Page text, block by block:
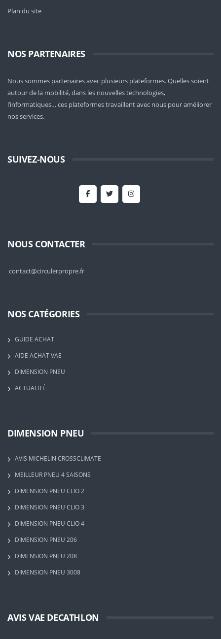
Plan du site
NOS PARTENAIRES
Nous sommes partenaires avec plusieurs plateformes. Quelles soient
autour de la mobilité, dans les nouvelles technologies,
l’informatiques… ces plateformes travaillent avec nous pour améliorer
nos services.
SUIVEZ-NOUS
NOUS CONTACTER
contact@circulerpropre.fr
NOS CATÉGORIES
GUIDE ACHAT
AIDE ACHAT VAE
DIMENSION PNEU
ACTUALITÉ
DIMENSION PNEU
AVIS MICHELIN CROSSCLIMATE
MEILLEUR PNEU 4 SAISONS
DIMENSION PNEU CLIO 2
DIMENSION PNEU CLIO 3
DIMENSION PNEU CLIO 4
DIMENSION PNEU 206
DIMENSION PNEU 208
DIMENSION PNEU 3008
AVIS VAE DECATHLON